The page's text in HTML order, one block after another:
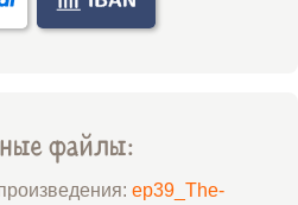
файлы:
ep39_The-